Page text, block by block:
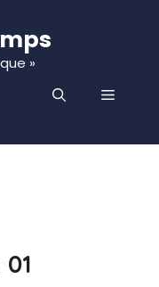
»
MENU